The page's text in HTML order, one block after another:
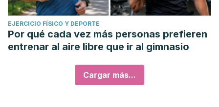
EJERCICIO FÍSICO Y DEPORTE
Por qué cada vez más personas prefieren
entrenar al aire libre que ir al gimnasio
Cargar más...